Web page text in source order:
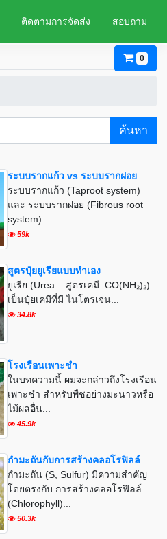
ติดตามการจัดส่ง สอบถาม
0
ค้นหา
ระบบรากแก้ว vs ระบบรากฝอย
ระบบรากแก้ว (Taproot system)
และ ระบบรากฝอย (Fibrous root
system)...
59k
สูตรปุ๋ยยูเรียแบบทำเอง
ยูเรีย (Urea – สูตรเคมี: CO(NH₂)₂)
เป็นปุ๋ยเคมีที่มี ไนโตรเจน...
34.8k
โรงเรือนเพาะชำ
ในบทความนี้ ผมจะกล่าวถึงโรงเรือน
เพาะชำ สำหรับพืชอย่างมะนาวหรือ
ไม้ผลอื่น...
45.9k
กำมะถันกับการสร้างคลอโรฟิลล์
กำมะถัน (S, Sulfur) มีความสำคัญ
โดยตรงกับ การสร้างคลอโรฟิลล์
(Chlorophyll)...
50.3k